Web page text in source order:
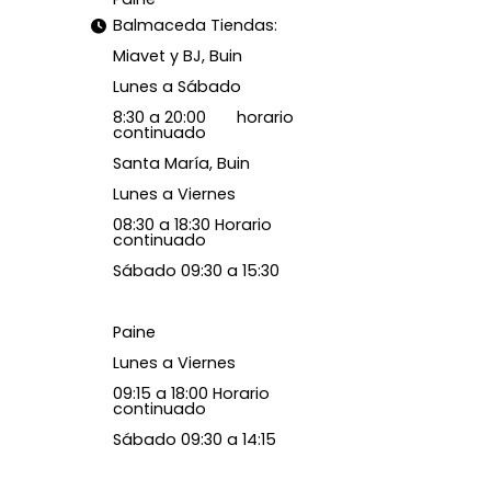
Balmaceda Tiendas:
Miavet y BJ, Buin
Lunes a Sábado
8:30 a 20:00 horario
continuado
Santa María, Buin
Lunes a Viernes
08:30 a 18:30 Horario
continuado
Sábado 09:30 a 15:30
Paine
Lunes a Viernes
09:15 a 18:00 Horario
continuado
Sábado 09:30 a 14:15